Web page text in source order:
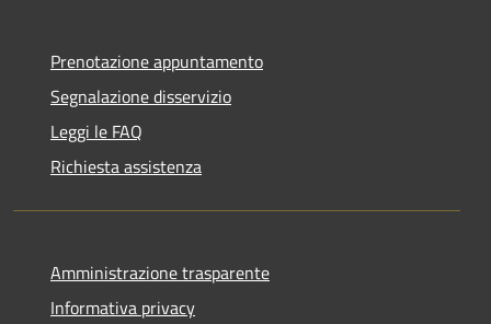
Prenotazione appuntamento
Segnalazione disservizio
Leggi le FAQ
Richiesta assistenza
Amministrazione trasparente
Informativa privacy